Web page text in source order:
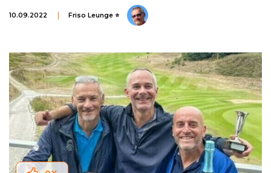
10.09.2022 Friso Leunge ⭐